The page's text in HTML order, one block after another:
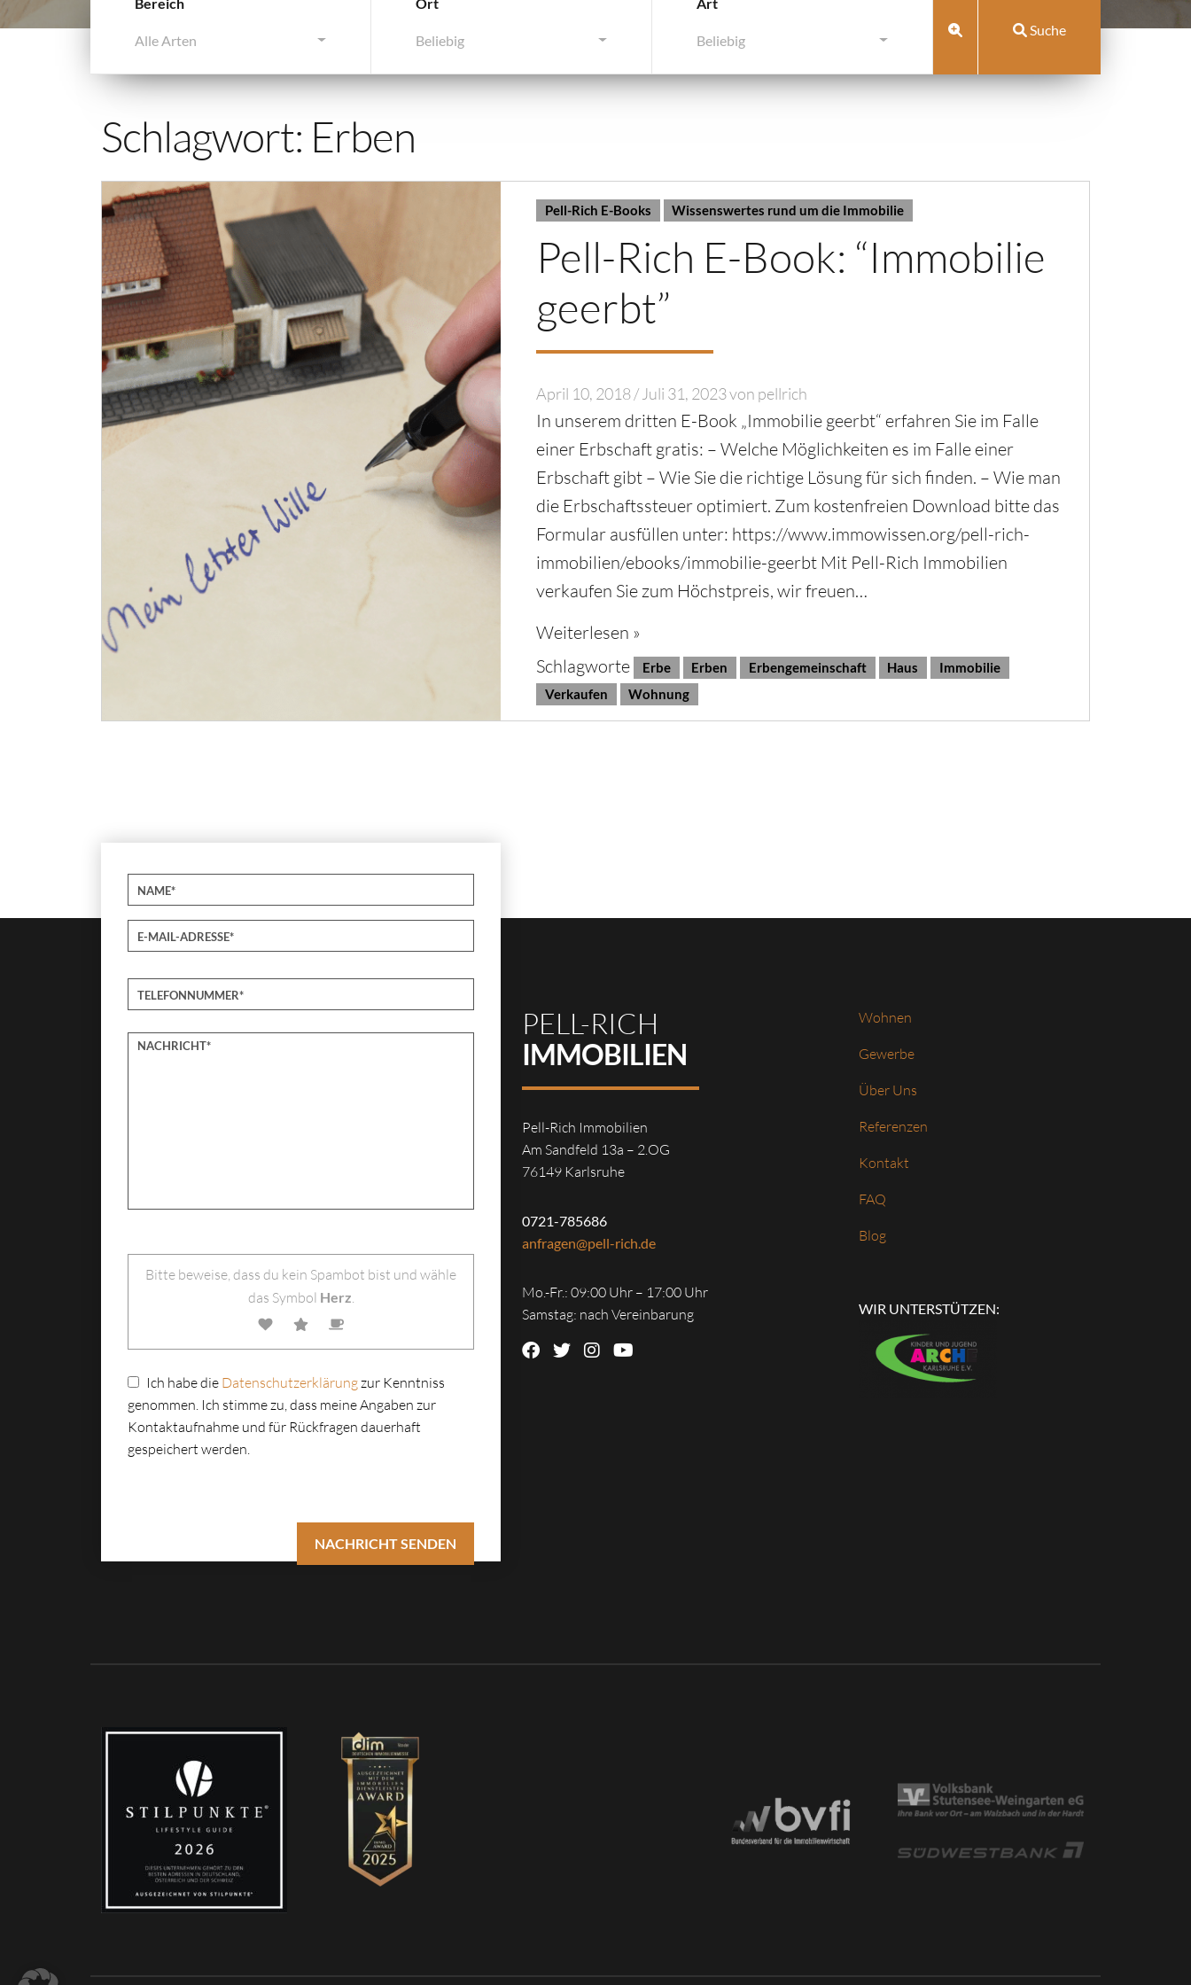
Alle Arten Beliebig Beliebig
Suche
Schlagwort: Erben
Pell-Rich E-Books Wissenswertes rund um die Immobilie
Pell-Rich E-Book: “Immobilie
geerbt”
April 10, 2018/ Juli 31, 2023von pellrich
In unserem dritten E-Book „Immobilie geerbt“ erfahren Sie im Falle
einer Erbschaft gratis: – Welche Möglichkeiten es im Falle einer
Erbschaft gibt – Wie Sie die richtige Lösung für sich finden. – Wie man
die Erbschaftssteuer optimiert. Zum kostenfreien Download bitte das
Formular ausfüllen unter: https://www.immowissen.org/pell-rich-
immobilien/ebooks/immobilie-geerbt Mit Pell-Rich Immobilien
verkaufen Sie zum Höchstpreis, wir freuen…
Weiterlesen »
Schlagworte
Erbe Erben Erbengemeinschaft Haus
Immobilie
Verkaufen
Wohnung
Bitte lasse dieses Feld leer.
Bitte beweise, dass du kein Spambot bist und wähle
das Symbol Herz.
Ich habe die Datenschutzerklärungzur Kenntniss
genommen. Ich stimme zu, dass meine Angaben zur
Kontaktaufnahme und für Rückfragen dauerhaft
gespeichert werden.
PELL-RICH
IMMOBILIEN
Pell-Rich Immobilien
Am Sandfeld 13a – 2.OG
76149 Karlsruhe
0721-785686
anfragen@pell-rich.de
Mo.-Fr.: 09:00 Uhr – 17:00 Uhr
Samstag: nach Vereinbarung
Wohnen
Gewerbe
Über Uns
Referenzen
Kontakt
FAQ
Blog
WIR UNTERSTÜTZEN: